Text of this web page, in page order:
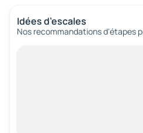
Idées d’escales
Nos recommandations d'étapes